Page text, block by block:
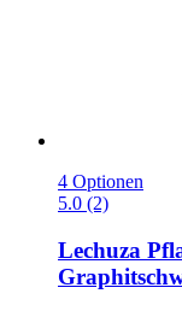
4 Optionen
5.0 (2)
Lechuza